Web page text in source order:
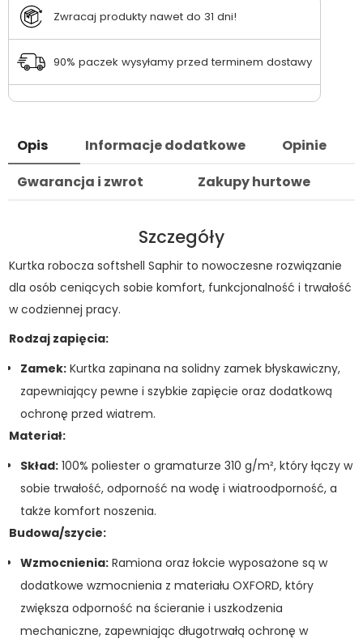
Zwracaj produkty nawet do 31 dni!
90% paczek wysyłamy przed terminem dostawy
Opis Informacje dodatkowe
Opinie
Gwarancja i zwrot
Zakupy hurtowe
Szczegóły
Kurtka robocza softshell Saphir to nowoczesne rozwiązanie
dla osób ceniących sobie komfort, funkcjonalność i trwałość
w codziennej pracy.
Rodzaj zapięcia:
Zamek: Kurtka zapinana na solidny zamek błyskawiczny,
zapewniający pewne i szybkie zapięcie oraz dodatkową
ochronę przed wiatrem.
Materiał:
Skład: 100% poliester o gramaturze 310 g/m², który łączy w
sobie trwałość, odporność na wodę i wiatroodporność, a
także komfort noszenia.
Budowa/szycie:
Wzmocnienia: Ramiona oraz łokcie wyposażone są w
dodatkowe wzmocnienia z materiału OXFORD, który
zwiększa odporność na ścieranie i uszkodzenia
mechaniczne, zapewniając długotrwałą ochronę w